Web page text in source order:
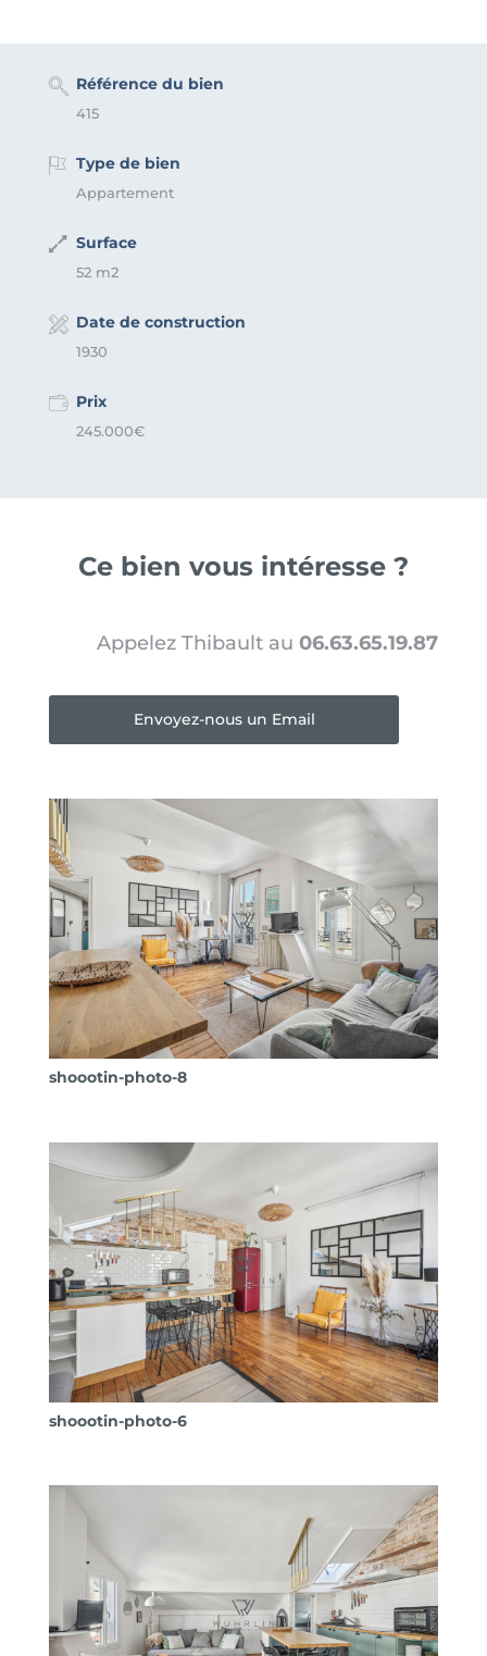
Référence du bien
415
Type de bien
Appartement
Surface
52 m2
Date de construction
1930
Prix
245.000€
Ce bien vous intéresse ?
Appelez Thibault au06.63.65.19.87
Envoyez-nous un Email
shoootin-photo-8
shoootin-photo-6